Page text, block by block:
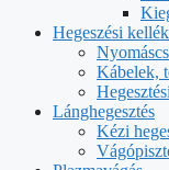
Hegeszési
Kábelek,
Lánghegesztés
Kézi